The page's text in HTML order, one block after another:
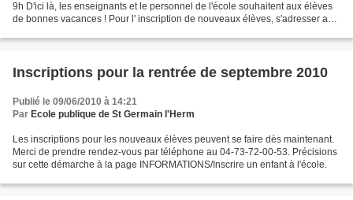
9h D'ici là, les enseignants et le personnel de l'école souhaitent aux élèves
de bonnes vacances ! Pour l' inscription de nouveaux élèves, s'adresser au
Inscriptions pour la rentrée de septembre 2010
Publié le 09/06/2010 à 14:21
Par Ecole publique de St Germain l'Herm
Les inscriptions pour les nouveaux élèves peuvent se faire dès maintenant.
Merci de prendre rendez-vous par téléphone au 04-73-72-00-53. Précisions
sur cette démarche à la page INFORMATIONS/Inscrire un enfant à l'école.